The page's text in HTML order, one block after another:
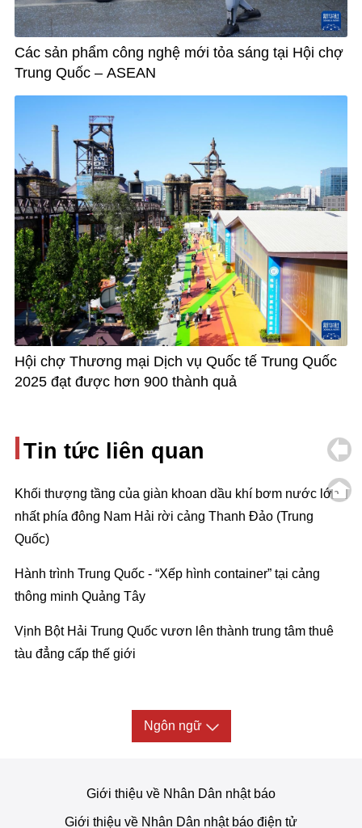
Các sản phẩm công nghệ mới tỏa sáng tại Hội chợ
Trung Quốc – ASEAN
Hội chợ Thương mại Dịch vụ Quốc tế Trung Quốc
2025 đạt được hơn 900 thành quả
Tin tức liên quan
Khối thượng tầng của giàn khoan dầu khí bơm nước lớn
nhất phía đông Nam Hải rời cảng Thanh Đảo (Trung
Quốc)
Hành trình Trung Quốc - “Xếp hình container” tại cảng
thông minh Quảng Tây
Vịnh Bột Hải Trung Quốc vươn lên thành trung tâm thuê
tàu đẳng cấp thế giới
Ngôn ngữ
Giới thiệu về Nhân Dân nhật báo
Giới thiệu về Nhân Dân nhật báo điện tử